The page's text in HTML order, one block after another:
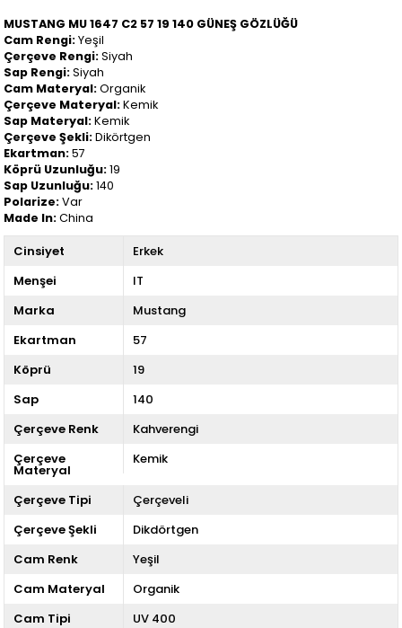
MUSTANG MU 1647 C2 57 19 140 GÜNEŞ GÖZLÜĞÜ
Cam Rengi:Yeşil
Çerçeve Rengi:Siyah
Sap Rengi:Siyah
Cam Materyal:Organik
Çerçeve Materyal:Kemik
Sap Materyal:Kemik
Çerçeve Şekli:Dikörtgen
Ekartman:57
Köprü Uzunluğu:19
Sap Uzunluğu:140
Polarize:Var
Made In:China
Cinsiyet
Erkek
Menşei
IT
Marka
Mustang
Ekartman
57
Köprü
19
Sap
140
Çerçeve Renk
Kahverengi
Çerçeve
Materyal
Kemik
Çerçeve Tipi
Çerçeveli
Çerçeve Şekli
Dikdörtgen
Cam Renk
Yeşil
Cam Materyal
Organik
Cam Tipi
UV 400